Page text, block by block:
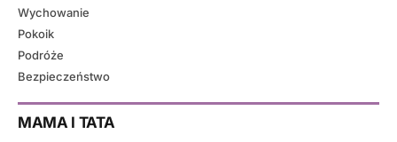
Wychowanie
Pokoik
Podróże
Bezpieczeństwo
MAMA I TATA